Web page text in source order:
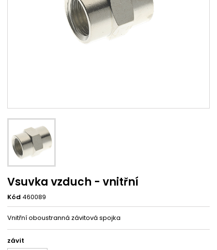
Vsuvka vzduch - vnitřní
Kód 460089
Vnitřní oboustranná závitová spojka
závit